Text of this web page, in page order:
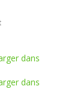
dans
dans